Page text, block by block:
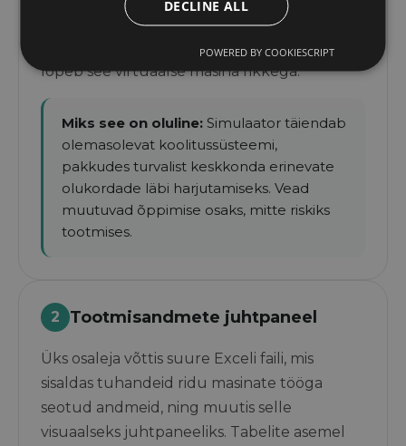
võimaldab reaalajas näha, mis juhtub siis, kui
seadistused on valed. Äärmuslikul juhul
lõpeb see virtuaalse masina rikkega.
Miks see on oluline: Simulaator täiendab
olemasolevat koolitussüsteemi,
pakkudes turvalist keskkonda erinevate
olukordade läbi harjutamiseks. Vead
muutuvad õppimise osaks, mitte riskiks
tootmises.
2 Tootmisandmete juhtpaneel
Üks osaleja võttis suure Exceli faili, mis
sisaldas tuhandeid ridu masinate tööga
seotud andmeid, ning muutis selle
visuaalseks juhtpaneeliks. Tabelite asemel
DECLINE ALL
POWERED BY COOKIESCRIPT